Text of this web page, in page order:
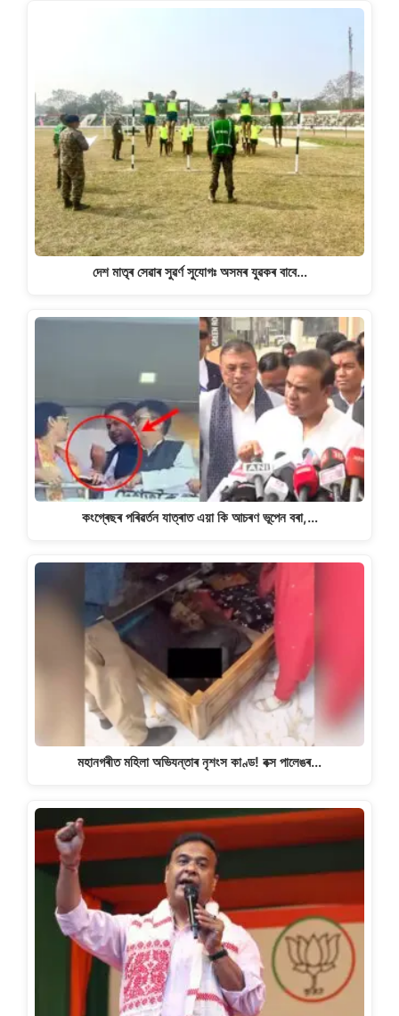
দেশ মাতৃৰ সেৱাৰ সুৱৰ্ণ সুযোগঃ অসমৰ যুৱকৰ বাবে…
কংগ্ৰেছৰ পৰিৱৰ্তন যাত্ৰাত এয়া কি আচৰণ ভূপেন বৰা,…
মহানগৰীত মহিলা অভিযন্তাৰ নৃশংস কাণ্ড! বক্স পালেঙৰ…